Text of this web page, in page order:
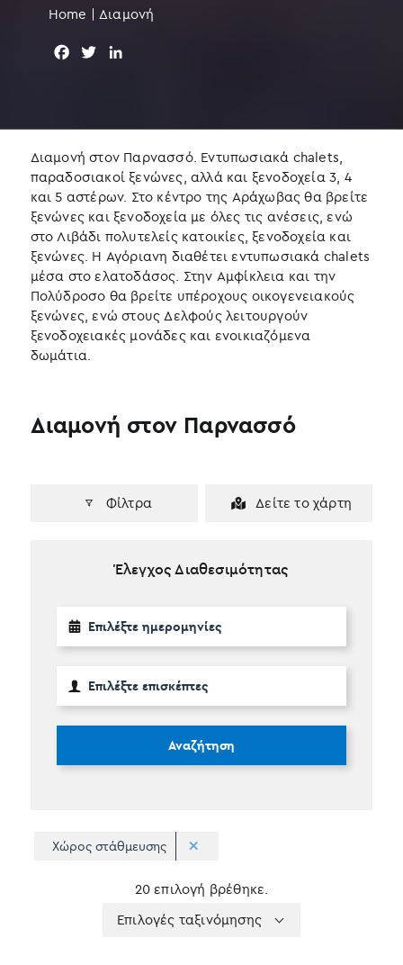
Home | Διαμονή
b
o
o
k
t
e
r
e
d
n
Διαμονή στον Παρνασσό. Εντυπωσιακά chalets,
παραδοσιακοί ξενώνες, αλλά και ξενοδοχεία 3, 4
και 5 αστέρων. Στο κέντρο της Αράχωβας θα βρείτε
ξενώνες και ξενοδοχεία με όλες τις ανέσεις, ενώ
στο Λιβάδι πολυτελείς κατοικίες, ξενοδοχεία και
ξενώνες. Η Αγόριανη διαθέτει εντυπωσιακά chalets
μέσα στο ελατοδάσος. Στην Αμφίκλεια και την
Πολύδροσο θα βρείτε υπέροχους οικογενειακούς
ξενώνες, ενώ στους Δελφούς λειτουργούν
ξενοδοχειακές μονάδες και ενοικιαζόμενα
δωμάτια.
Φίλτρα Δείτε το χάρτη
Διαμονή στον Παρνασσό
Έλεγχος Διαθεσιμότητας
Αναζήτηση
Χώρος στάθμευσης
20 επιλογή βρέθηκε.
Επιλογές
ταξινόμησης
Επιλογές ταξινόμησης